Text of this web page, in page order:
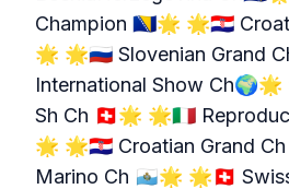
Champion 🇧🇦🌟 🌟🇭🇷
🌟 🌟🇷🇺 Slovenian Grand
International Show
Sh Ch 🇨🇭🌟 🌟🇮🇹
🌟 🌟🇭🇷 Croatian Grand
Marino Ch 🇸🇲🌟 🌟🇨🇭